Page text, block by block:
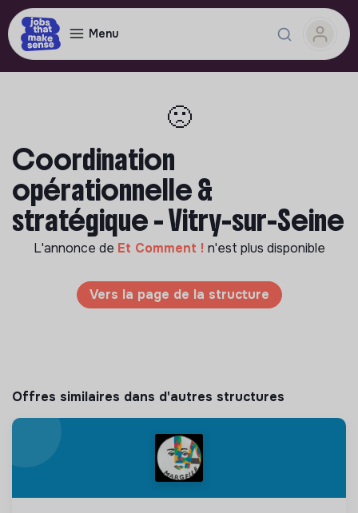
Menu
🙁
Coordination
opérationnelle &
stratégique - Vitry-sur-Seine
L'annonce de Et Comment ! n'est plus disponible
Vers la page de la structure
Offres similaires dans d'autres structures